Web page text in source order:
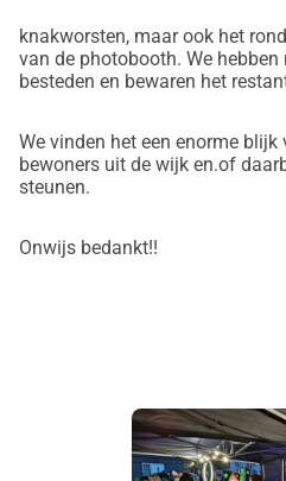
knakworsten, maar ook het
van de photobooth. We hebben
besteden en bewaren het
We vinden het een enorme
bewoners uit de wijk en.of
steunen.
Onwijs bedankt!!